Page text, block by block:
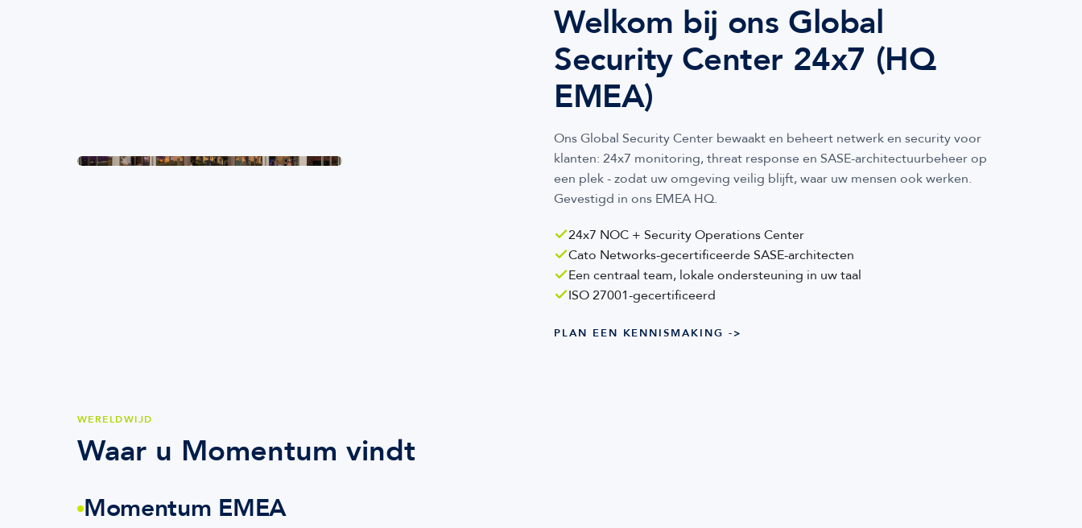
Welkom bij ons Global
Security Center 24x7 (HQ
EMEA)
Ons Global Security Center bewaakt en beheert netwerk en security voor
klanten: 24x7 monitoring, threat response en SASE-architectuurbeheer op
een plek - zodat uw omgeving veilig blijft, waar uw mensen ook werken.
Gevestigd in ons EMEA HQ.
24x7 NOC + Security Operations Center
Cato Networks-gecertificeerde SASE-architecten
Een centraal team, lokale ondersteuning in uw taal
ISO 27001-gecertificeerd
PLAN EEN KENNISMAKING ->
WERELDWIJD
Waar u Momentum vindt
Momentum EMEA